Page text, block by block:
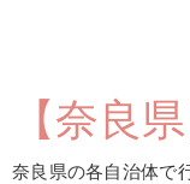
【奈良県
奈良県の各自治体で